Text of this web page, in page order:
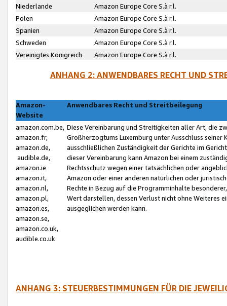
Niederlande
Amazon Europe Core S.à r.l.
Polen
Amazon Europe Core S.à r.l.
Spanien
Amazon Europe Core S.à r.l.
Schweden
Amazon Europe Core S.à r.l.
Vereinigtes Königreich
Amazon Europe Core S.à r.l.
ANHANG 2: ANWENDBARES RECHT UND
Amazon-
Website
Anwendbares Recht und Streitbeilegung
amazon.com.be,
amazon.fr,
amazon.de,
audible.de,
amazon.ie
amazon.it,
amazon.nl,
amazon.pl,
amazon.es,
amazon.se,
amazon.co.uk,
audible.co.uk
Diese Vereinbarung und Streitigkeiten aller Art, die
Großherzogtums Luxemburg unter Ausschluss
ausschließlichen Zuständigkeit der Gerichte im
dieser Vereinbarung kann Amazon bei einem
Rechtsschutz wegen einer tatsächlichen oder
Amazon oder einer anderen natürlichen oder
Rechte in Bezug auf die Programminhalte
Wert darstellen, dessen Verlust nicht ohne Weiteres
ausgeglichen werden kann.
ANHANG 3: STEUERBESTIMMUNGEN FÜR DIE